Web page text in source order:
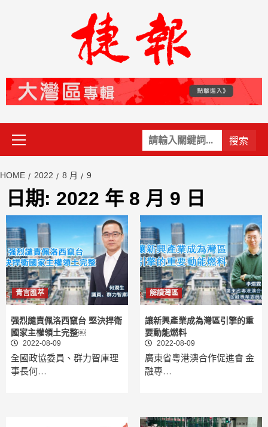
關
鍵
Primary
Menu
HOME 2022 8 月 9
日期: 2022 年 8 月 9 日
青言匯萃
强烈譴責佩洛西竄台 堅決捍衛
國家主權領土完整￼
2022-08-09
全國政協委員、群力智庫理
事長何…
解讀灣區
讓新興產業成為灣區引擎的重
要動能燃料
2022-08-09
廣東省粵港澳合作促進會 金
融專…